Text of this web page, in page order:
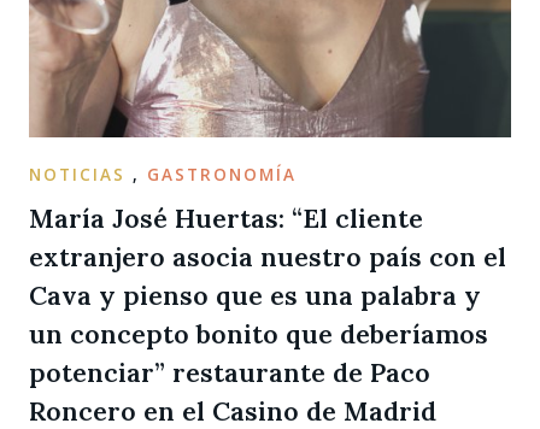
NOTICIAS , GASTRONOMÍA
María José Huertas: “El cliente
extranjero asocia nuestro país con el
Cava y pienso que es una palabra y
un concepto bonito que deberíamos
potenciar” restaurante de Paco
Roncero en el Casino de Madrid